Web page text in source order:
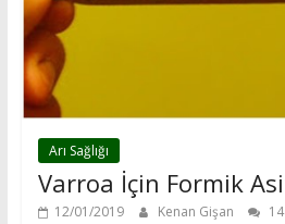
Arı Sağlığı
Varroa İçin Formik
12/01/2019 Kenan Gişan